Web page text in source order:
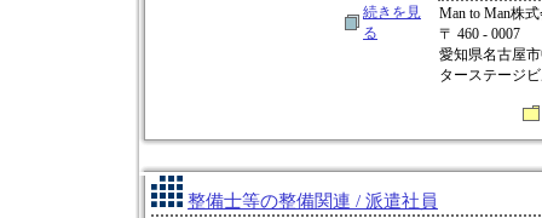
続きを見
る
Man to Man株
〒 460 - 0007
愛知県名古屋
ターステージ
整備士等の整備関連 / 派遣社員